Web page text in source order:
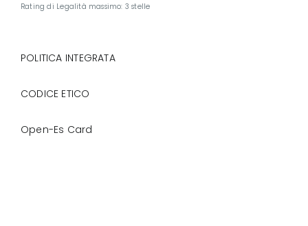
Rating di Legalità massimo: 3 stelle
POLITICA INTEGRATA
CODICE ETICO
Open-Es Card